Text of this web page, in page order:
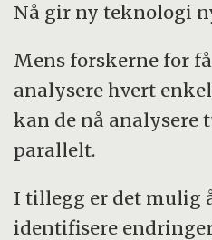
Nå gir ny teknologi
Mens forskerne for
analysere hvert
kan de nå analysere
parallelt.
I tillegg er det mulig
identifisere